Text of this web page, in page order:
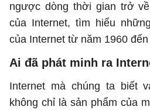
ngược dòng thời gian trở
của Internet, tìm hiểu
của Internet từ năm 1960
Ai đã phát minh ra
Internet mà chúng ta biết
không chỉ là sản phẩm của